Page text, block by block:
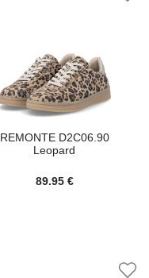
REMONTE D2C06.90
Leopard
89.95 €